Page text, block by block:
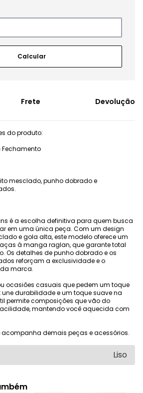
Frete Devolução
do produto:
Fechamento
mesclado, punho dobrado e
é a escolha definitiva para quem busca
em uma única peça. Com um design
e gola alta, este modelo oferece um
à manga raglan, que garante total
Os detalhes de punho dobrado e os
reforçam a exclusividade e o
marca.
ocasiões casuais que pedem um toque
une durabilidade e um toque suave na
permite composições que vão do
mantendo você aquecida com
demais peças e acessórios.
Liso